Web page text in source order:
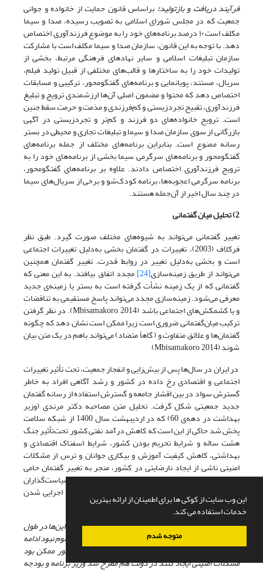
این وب سایت از کوکی ها برای اطمینان از ارائه بهترین
خدمات استفاده می کند.
متوجه شدم
فرآیند دریافت و بازتولید: براساس قانون حمایت از خانواده و جوانی
جمعیت که در مجلس شورای اسلامی به تصویب رسیده، صدا و سیما
مکلف است ۱۰ درصد برنامه‌های خود را به موضوع فرزندآوری اختصاص
دهد. با توجه به این قانون، سازمان صدا و سیما مکلف است با مشارکت
سازمان تبلیغات اسلامی و سایر نهادهای فرهنگی مرتبط، بخشی از
تولیدات خود را به ساختارها و قالب‌های مختلفی از قبیل تولید فیلم،
سریال، مستند، پویانمایی و برنامه‌های گفتگومحور، ترکیبی و مسابقات
اختصاص دهد که محتوا و مضمون اصلی آن‌ها ارزشمندی ترویج و تبلیغ
فرزندآوری، تقبیح تجردزیستی و کم‌فرزندی و مذمت و حرمت سقط جنین
است. ترویج خانواده‌های دو فرزند و کم‌تر و تجردزیستی در آگهی
بازرگانی از سوی سازمان صدا و سیما و تبلیغات تجاری و محیطی در بستر
رسانه ممنوع است. بنابراین برنامه‌های مختلف از جمله برنامه‌های
گفتگومحور و برنامه‌های سرگرمی سیما بخشی از برنامه‌های خود را به
ترویج فرزندآوری اختصاص دادند. علاوه بر برنامه‌های گفتگومحور،
برنامه سرگرمی اعجوبه‌ها، برنامه کودک‌شو و برخی از سریال‌های سیما
در چند سال اخیر از آن‌جمله هستند.
2) تحلیل میان گفتمانی
تغییر گفتمانی می‌تواند به شیوه‌های مختلف صورت گیرد. طبق نظر
فرکلاف (2003)، تغییرات در گفتمان بخشی به‌دلیل تغییرات اجتماعی
است و بخشی به‌دلیل تغییر در روابط قدرت. تغییر گفتمان همچنین
می‌تواند از طریق زمینه‌سازی[24] مجدد اتفاق بیافتد. به این معنی که
گفتمانی که از یک زمینه نشأت گرفته است به بستر یا زمینه‌ی جدید
معرفی می‌شود. زمینه‌سازی مجدد می‌تواند پاسخ مستقیمی به تناقضات
و یا کشمکش‌های اجتماعی باشد (Mbisamakoro, 2014). در نظر گرفتن
ترکیب میان‌گفتمانی ضروری است زیرا ممکن است نشان دهد که چگونه
گفتمان‌ها و علائق متفاوت و ( گاهاً متضاد) می‌تواند باهم در یک متن بیان
شوند (Mbisamakoro, 2014)
در ایران در سال‌ها پس از بیش‌زایی و انفجار جمعیت، تحت تأثیر تغییرات
اجتماعی و اقتصادی رخ داده در کشور و رشد آگاهی افراد به خاطر
گسترش سواد در بین اقشار جامعه و گسترش استفاده از رسانه گفتمان
جدید جمعیتی شکل گرفت. تحلیل متن مصاحبه دکتر مرندی (وزیر
بهداشت در دهه‌ی 60) که در اردیبهشت سال 1400 از شبکه سلامت
پخش شد حاکی از این است که کاهش درآمد نفتی کشور تحت‌تأثیر جنگ
هشت ساله و شرایط تحریم بودن کشور، شرایط اسفناک اقتصادی و
بهداشتی، کاهش کیفیت آموزش و بیکاری جوانان و ترس از مشکلات
امنیتی ناشی از ایجاد نارضایتی در کشور، منجر به تغییر گفتمان حامی
افزایش فرزند به گفتمان مخالف افزایش موالید در بین سیاست‌گذاران
شد؛ هر چند در عمل این تغییر در رفتار مردم پیش از اجرایی شدن
سیاست‌ها اتفاق افتاده بود.
به‌علت جنگ شغل کم بود پشت کنکوری زیاد، بیکاری زیاد این‌ها در طول
جنگ تحمل می‌شد اما جنگ یک روز تموم می‌شد پایانش معلوم نبود ادامه
داشت و سختی‌اش زیاد بود و این جوانان بیکار برای کشور ممکن بود
مشکلات امنیتی ایجاد کنند در دولت هم مطرح شد وزیر برنامه و بودجه